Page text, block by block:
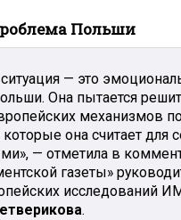
Польши
— это
Она пытается
механизмов
она считает для
— отметила в
газеты»
исследований
.